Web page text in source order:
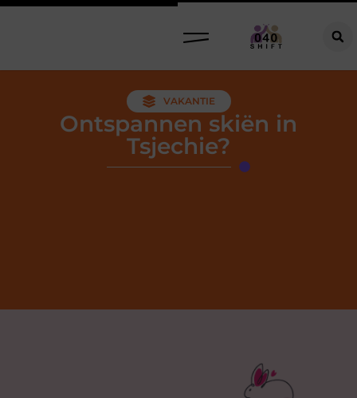
VAKANTIE
Ontspannen skiën in
Tsjechie?